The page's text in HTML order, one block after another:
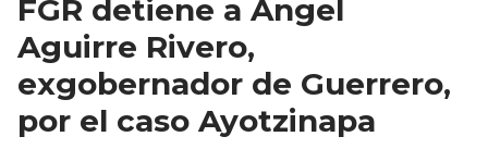
FGR detiene a Ángel
Aguirre Rivero,
exgobernador de Guerrero,
por el caso Ayotzinapa